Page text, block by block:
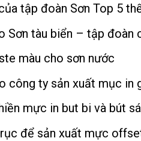
tập đoàn Sơn Top 5
Sơn tàu biển – tập đoàn
màu cho sơn nước
công ty sản xuất mục in
mực in but bi và bút
để sản xuất mực